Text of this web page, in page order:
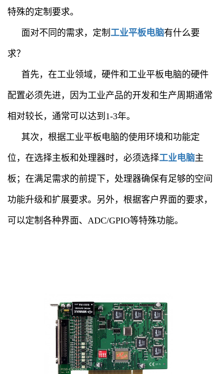
特殊的定制要求。
面对不同的需求，定制 工业平板电脑有什么要
求？
首先，在工业领域，硬件和工业平板电脑的硬件
配置必须先进，因为工业产品的开发和生产周期通常
相对较长，通常可以达到1-3年。
其次，根据工业平板电脑的使用环境和功能定
位，在选择主板和处理器时，必须选择工业电脑主
板；在满足需求的前提下，处理器确保有足够的空间
功能升级和扩展要求。另外，根据客户界面的要求，
可以定制各种界面、ADC/GPIO等特殊功能。